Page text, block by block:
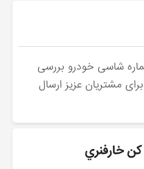
منطبق با 17 رقم شماره شاسی خودرو بررسی
مشتریان عزیز ارسال
خارفنري